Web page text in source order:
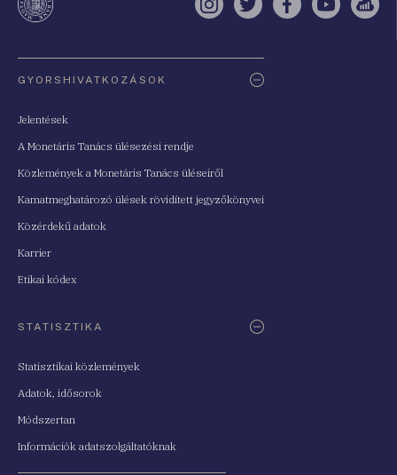
Instagram
TwitterFacebook
YouTube
GYORSHIVATKOZÁSOK
Jelentések
A Monetáris Tanács ülésezési rendje
Közlemények a Monetáris Tanács üléseiről
Kamatmeghatározó ülések rövidített jegyzőkönyvei
Közérdekű adatok
Karrier
Etikai kódex
STATISZTIKA
Statisztikai közlemények
Adatok, idősorok
Módszertan
Információk adatszolgáltatóknak